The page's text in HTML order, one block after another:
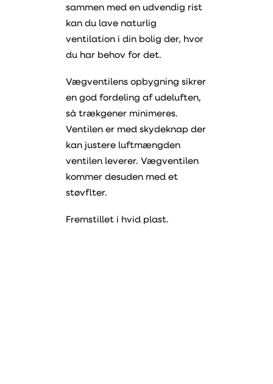
sammen med en udvendig rist
kan du lave naturlig
ventilation i din bolig der, hvor
du har behov for det.
Vægventilens opbygning sikrer
en god fordeling af udeluften,
så trækgener minimeres.
Ventilen er med skydeknap der
kan justere luftmængden
ventilen leverer. Vægventilen
kommer desuden med et
støvflter.
Fremstillet i hvid plast.